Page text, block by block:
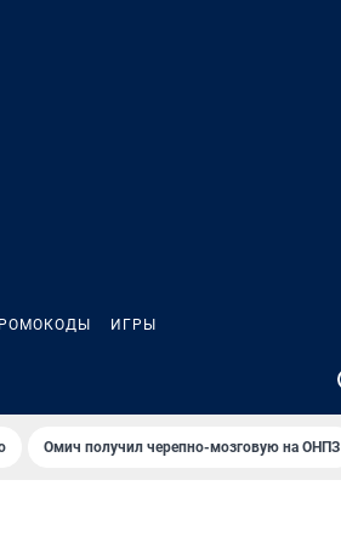
ИГРЫ
Омич получил черепно-мозговую на ОНПЗ